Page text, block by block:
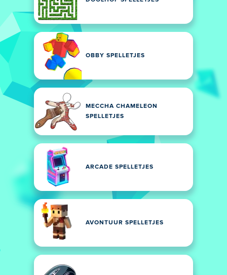
OBBY SPELLETJES
MECCHA CHAMELEON
SPELLETJES
ARCADE SPELLETJES
AVONTUUR SPELLETJES